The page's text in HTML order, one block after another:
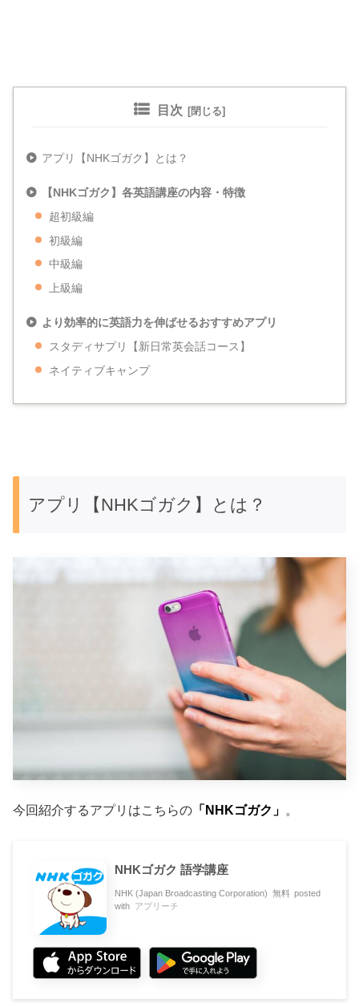
目次
アプリ【NHKゴガク】とは？
【NHKゴガク】各英語講座の内容・特徴
超初級編
初級編
中級編
上級編
より効率的に英語力を伸ばせるおすすめアプリ
スタディサプリ【新日常英会話コース】
ネイティブキャンプ
アプリ【NHKゴガク】とは？
今回紹介するアプリはこちらの 「NHKゴガク」 。
NHKゴガク 語学講座
NHK (Japan Broadcasting Corporation) 無料 posted
with アプリーチ